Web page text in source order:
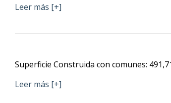
Leer más [+]
Superficie Construida con comunes:
Leer más [+]